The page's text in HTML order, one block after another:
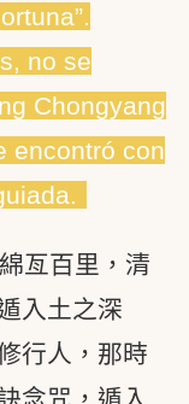
no se
Chongyang
encontró con
亙百里，清
入土之深
行人，那時
念咒，遁入